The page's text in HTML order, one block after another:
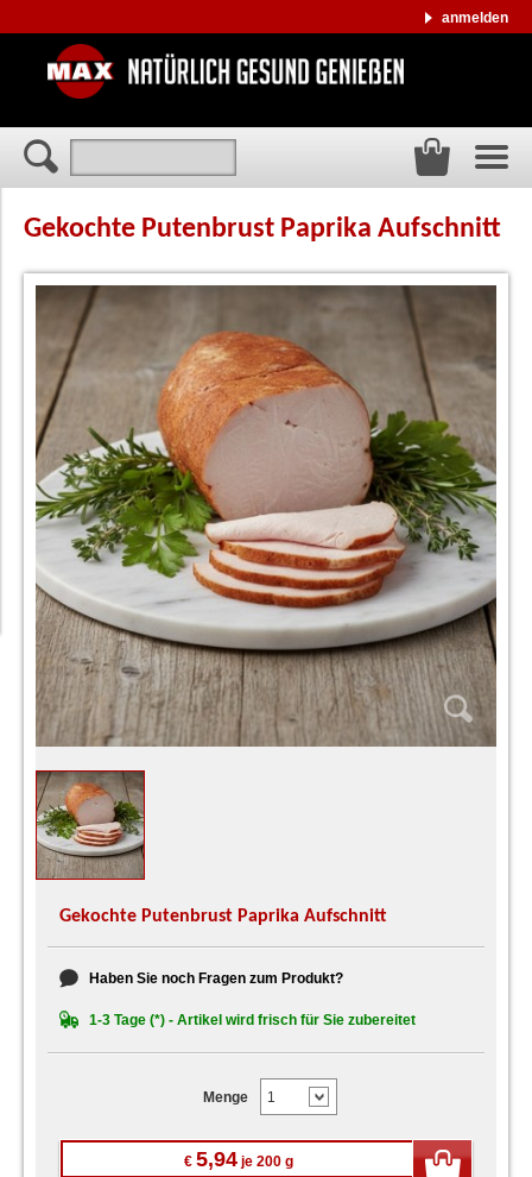
anmelden
Gekochte Putenbrust Paprika Aufschnitt
Gekochte Putenbrust Paprika Aufschnitt
Haben Sie noch Fragen zum Produkt?
1-3 Tage (*) - Artikel wird frisch für Sie zubereitet
Menge
€ 5,94je 200 g